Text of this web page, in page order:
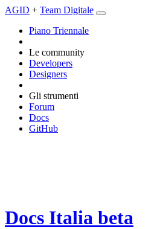
AGID + Team Digitale
Piano Triennale
Le community
Developers
Designers
Gli strumenti
Forum
Docs
GitHub
Docs Italia beta